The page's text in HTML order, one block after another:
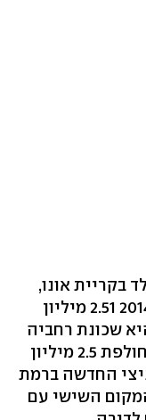
בקריית אונו,
שבה דירה ממוצעת עלתה במהלך 2014 2.51 מיליון
שכונת רחביה
בירושלים, שם דירה עלתה בשנה החולפת 2.5 מיליון
החדשה ברמת
השישי עם